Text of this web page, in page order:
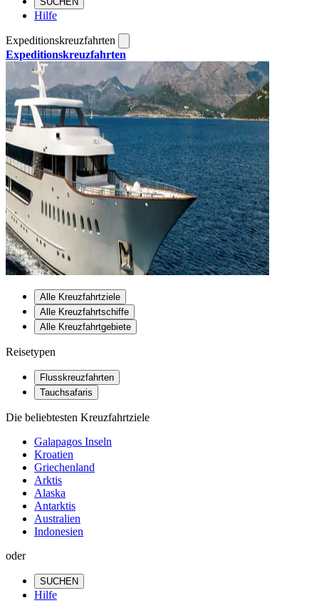
Hilfe
Expeditionskreuzfahrten
Expeditionskreuzfahrten
Alle Kreuzfahrtziele
Alle Kreuzfahrtschiffe
Alle Kreuzfahrtgebiete
Reisetypen
Flusskreuzfahrten
Tauchsafaris
Die beliebtesten Kreuzfahrtziele
Galapagos Inseln
Kroatien
Griechenland
Arktis
Alaska
Antarktis
Australien
Indonesien
oder
SUCHEN
Hilfe